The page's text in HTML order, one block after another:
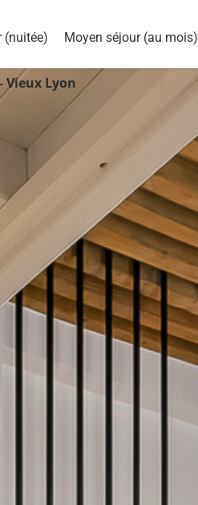
(nuitée) Moyen séjour (au mois)
Vieux Lyon